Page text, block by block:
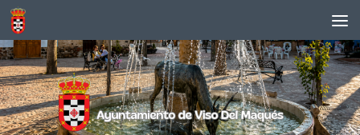
Saltar al contenido